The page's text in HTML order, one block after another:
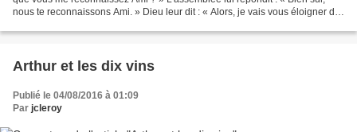
nous te reconnaissons Ami. » Dieu leur dit : « Alors, je vais vous éloigner de
Arthur et les dix vins
Publié le 04/08/2016 à 01:09
Par jcleroy